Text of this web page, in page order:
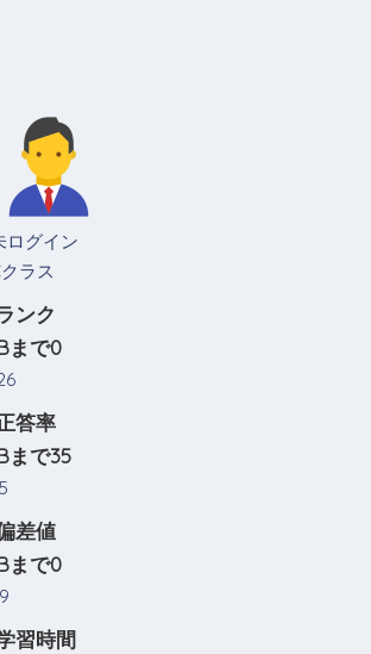
ログイン
ラス
ンク
まで0
答率
まで35
差値
まで0
習時間